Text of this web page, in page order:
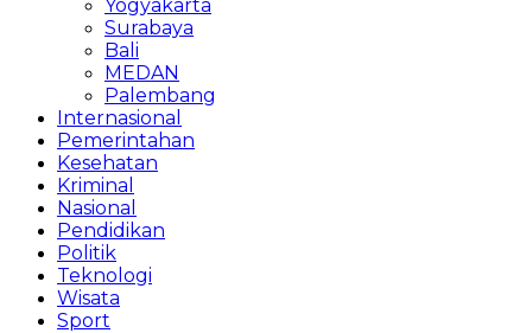
Yogyakarta
Surabaya
Bali
MEDAN
Palembang
Internasional
Pemerintahan
Kesehatan
Kriminal
Nasional
Pendidikan
Politik
Teknologi
Wisata
Sport